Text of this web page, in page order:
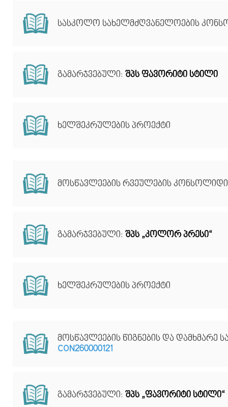
სასკოლო სახელმძღვანელოების
გამარჯვებული: შპს ფავორიტი სტილი
ხელშეკრულების პროექტი
მოსწავლეების რვეულების
გამარჯვებული: შპს „კოლორ პრესი“
ხელშეკრულების პროექტი
მოსწავლეების წიგნების და
CON260000121
გამარჯვებული: შპს „ფავორიტი სტილი“